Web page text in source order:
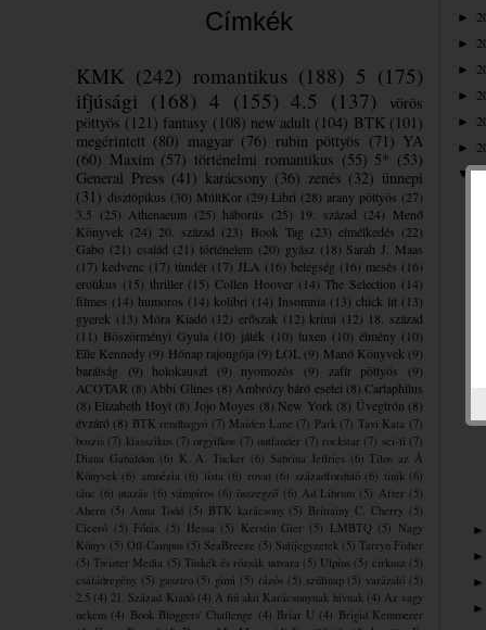
Címkék
KMK (242) romantikus (188) 5 (175)
ifjúsági (168) 4 (155) 4.5 (137)
vörös
pöttyös (121) fantasy (108) new adult (104) BTK (101)
megérintett (80) magyar (76) rubin pöttyös (71) YA
(60) Maxim (57) történelmi romantikus (55) 5* (53)
General Press (41) karácsony (36) zenés (32) ünnepi
(31) disztópikus (30) MúltKor (29) Libri (28) arany pöttyös (27)
3.5 (25) Athenaeum (25) háborús (25) 19. század (24) Menő
Könyvek (24) 20. század (23) Book Tag (23) elmélkedés (22)
Gabo (21) család (21) történelem (20) gyász (18) Sarah J. Maas
(17) kedvenc (17) tündér (17) JLA (16) betegség (16) mesés (16)
erotikus (15) thriller (15) Collen Hoover (14) The Selection (14)
filmes (14) humoros (14) kolibri (14) Insomnia (13) chick lit (13)
gyerek (13) Móra Kiadó (12) erőszak (12) krimi (12) 18. század
(11) Böszörményi Gyula (10) játék (10) luxen (10) élmény (10)
Elle Kennedy (9) Hónap rajongója (9) LOL (9) Manó Könyvek (9)
barátság
(9) holokauszt (9) nyomozós (9) zafír pöttyös
(9)
ACOTAR (8) Abbi Glines (8) Ambrózy báró esetei (8) Cartaphilus
(8) Elizabeth Hoyt (8) Jojo Moyes (8) New York (8) Üvegtrón (8)
évzáró (8) BTK rendhagyó (7) Maiden Lane (7) Park (7) Tavi Kata (7)
boszis (7) klasszikus (7) orgyilkos (7) outlander (7) rockstar (7) sci-fi (7)
Diana Gabaldon (6) K. A. Tucker (6) Sabrina Jeffries (6) Tilos az Á
Könyvek (6) amnézia (6) lista (6) rovat (6) századforduló (6) tinik (6)
tánc (6) utazás (6) vámpíros (6) összegző (6) Ad Librum (5) After (5)
Ahern (5) Anna Todd (5) BTK karácsony (5) Brittainy C. Cherry (5)
Ciceró (5) Főnix (5) Hessa (5) Kerstin Gier (5) LMBTQ (5) Nagy
Könyv (5) Off-Campus (5) SeaBreeze (5) Sulijegyzetek (5) Tarryn Fisher
(5) Twister Media (5) Tüskék és rózsák udvara (5) Ulpius (5) cirkusz (5)
családregény (5) gasztro (5) gimi (5) rázós (5) szülinap (5) varázsló (5)
2.5 (4) 21. Század Kiadó (4) A fiú akit Karácsonynak hívnak (4) Az vagy
nekem (4) Book Bloggers' Challenge (4) Briar U (4) Brigid Kemmerer
►
►
►
►
►
►
▼